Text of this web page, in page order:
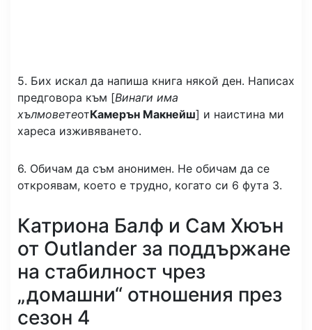
5. Бих искал да напиша книга някой ден. Написах
предговора към [Винаги има
хълмоветеотКамерън Макнейш] и наистина ми
хареса изживяването.
6. Обичам да съм анонимен. Не обичам да се
откроявам, което е трудно, когато си 6 фута 3.
Катриона Балф и Сам Хюън
от Outlander за поддържане
на стабилност чрез
„домашни“ отношения през
сезон 4